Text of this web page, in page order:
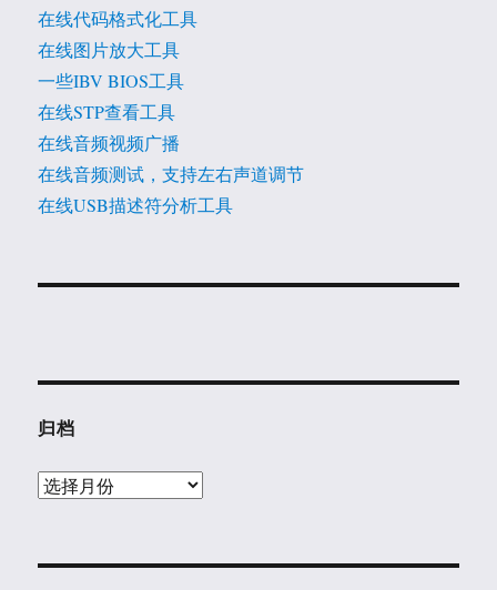
在线代码格式化工具
在线图片放大工具
一些IBV BIOS工具
在线STP查看工具
在线音频视频广播
在线音频测试，支持左右声道调节
在线USB描述符分析工具
归档
归